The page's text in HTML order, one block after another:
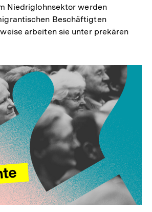
Niedriglohnsektor werden
Beschäftigten
arbeiten sie unter prekären